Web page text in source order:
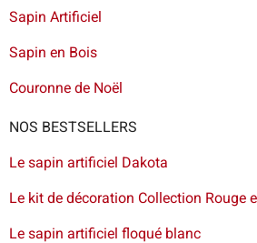
Sapin Artificiel
Sapin en Bois
Couronne de Noël
NOS BESTSELLERS
Le sapin artificiel Dakota
Le kit de décoration Collection Rouge
Le sapin artificiel floqué blanc